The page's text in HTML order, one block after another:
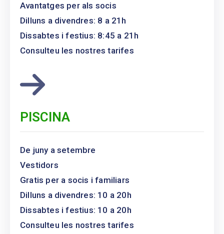
Avantatges per als socis
Dilluns a divendres: 8 a 21h
Dissabtes i festius: 8:45 a 21h
Consulteu les nostres tarifes
PISCINA
De juny a setembre
Vestidors
Gratis per a socis i familiars
Dilluns a divendres: 10 a 20h
Dissabtes i festius: 10 a 20h
Consulteu les nostres tarifes